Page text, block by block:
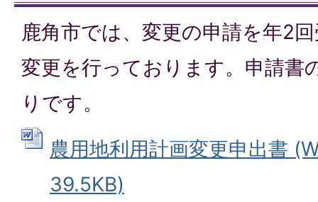
鹿角市では、変更の申請を年2
変更を行っております。申請書
りです。
農用地利用計画変更申出書
39.5KB)